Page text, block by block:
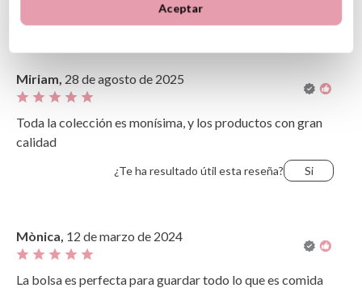
Lo más útil
Miriam, 28 de agosto de 2025
Toda la colección es monísima, y los productos con gran
calidad
¿Te ha resultado útil esta reseña? Si
Mònica, 12 de marzo de 2024
La bolsa es perfecta para guardar todo lo que es comida
Aceptar